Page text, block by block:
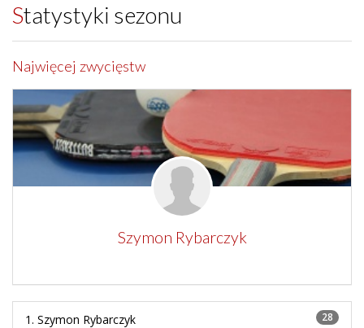
Statystyki sezonu
Najwięcej zwycięstw
Szymon Rybarczyk
1. Szymon Rybarczyk 28